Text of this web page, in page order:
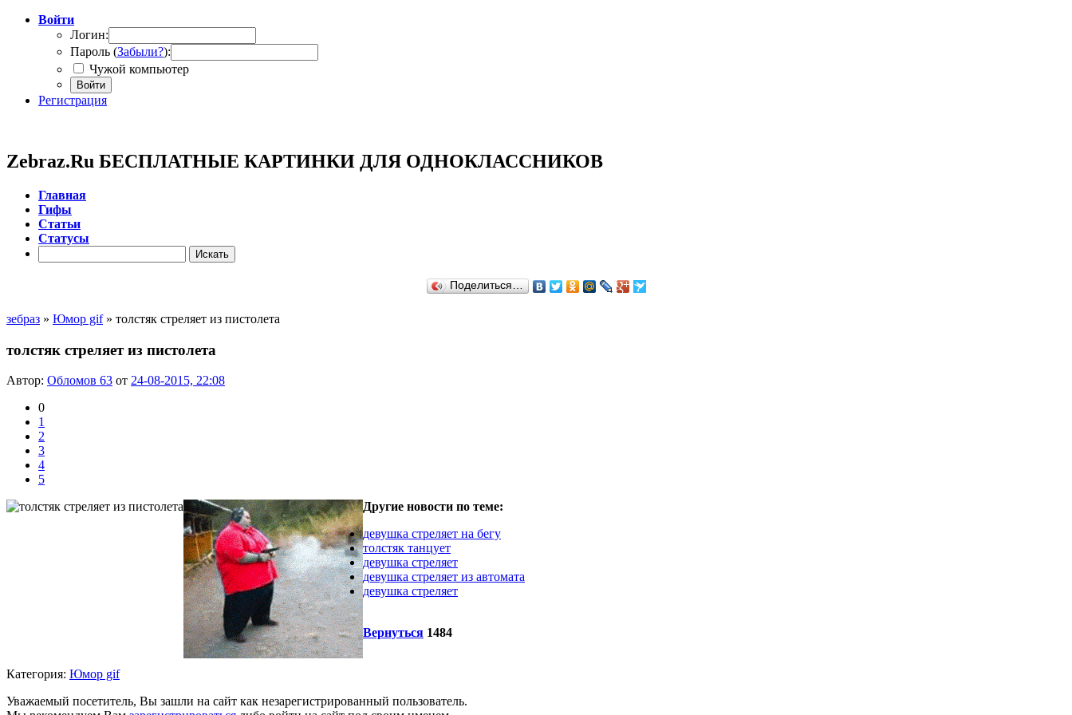
Войти
Логин:
Пароль (Забыли?):
Чужой компьютер
Войти
Регистрация
Zebraz.Ru БЕСПЛАТНЫЕ КАРТИНКИ ДЛЯ ОДНОКЛАССНИКОВ
Главная
Гифы
Cтатьи
Cтатусы
Поделиться…
зебраз » Юмор gif» толстяк стреляет из пистолета
толстяк стреляет из пистолета
Автор: Обломов 63 от 24-08-2015, 22:08
0
1
2
3
4
5
Другие новости по теме:
девушка стреляет на бегу
толстяк танцует
девушка стреляет
девушка стреляет из автомата
девушка стреляет
Вернуться 1484
Категория: Юмор gif
Уважаемый посетитель, Вы зашли на сайт как незарегистрированный пользователь.